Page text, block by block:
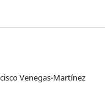
Venegas-Martínez